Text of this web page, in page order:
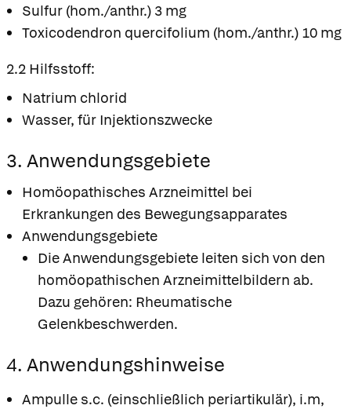
Sulfur (hom./anthr.) 3 mg
Toxicodendron quercifolium (hom./anthr.) 10 mg
2.2 Hilfsstoff:
Natrium chlorid
Wasser, für Injektionszwecke
3. Anwendungsgebiete
Homöopathisches Arzneimittel bei
Erkrankungen des Bewegungsapparates
Anwendungsgebiete
Die Anwendungsgebiete leiten sich von den
homöopathischen Arzneimittelbildern ab.
Dazu gehören: Rheumatische
Gelenkbeschwerden.
4. Anwendungshinweise
Ampulle s.c. (einschließlich periartikulär), i.m,